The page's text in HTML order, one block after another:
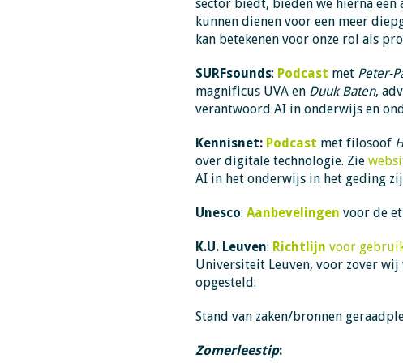
sector biedt, bieden we hierna
kunnen dienen voor een meer
kan betekenen voor onze rol als
SURFsounds: Podcast met Peter-
magnificus UVA en Duuk Baten,
verantwoord AI in onderwijs en
Kennisnet: Podcast met filosoof
over digitale technologie. Zie
AI in het onderwijs in het geding
Unesco: Aanbevelingen voor de
K.U. Leuven: Richtlijn voor
Universiteit Leuven, voor zover
opgesteld:
Stand van zaken/bronnen
Zomerleestip: